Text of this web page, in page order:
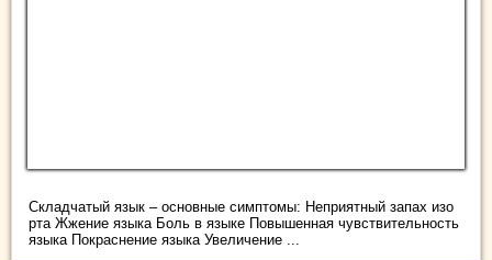
Складчатый язык – основные симптомы: Неприятный запах изо
рта Жжение языка Боль в языке Повышенная чувствительность
языка Покраснение языка Увеличение ...